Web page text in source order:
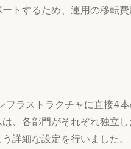
トするため、運用の移転
ラストラクチャに直接4
、各部門がそれぞれ独立し
詳細な設定を行いました